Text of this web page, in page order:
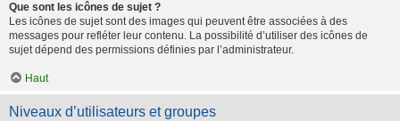
Que sont les icônes de sujet ?
Les icônes de sujet sont des images qui peuvent être associées à des
messages pour refléter leur contenu. La possibilité d’utiliser des icônes de
sujet dépend des permissions définies par l’administrateur.
Haut
Niveaux d’utilisateurs et groupes